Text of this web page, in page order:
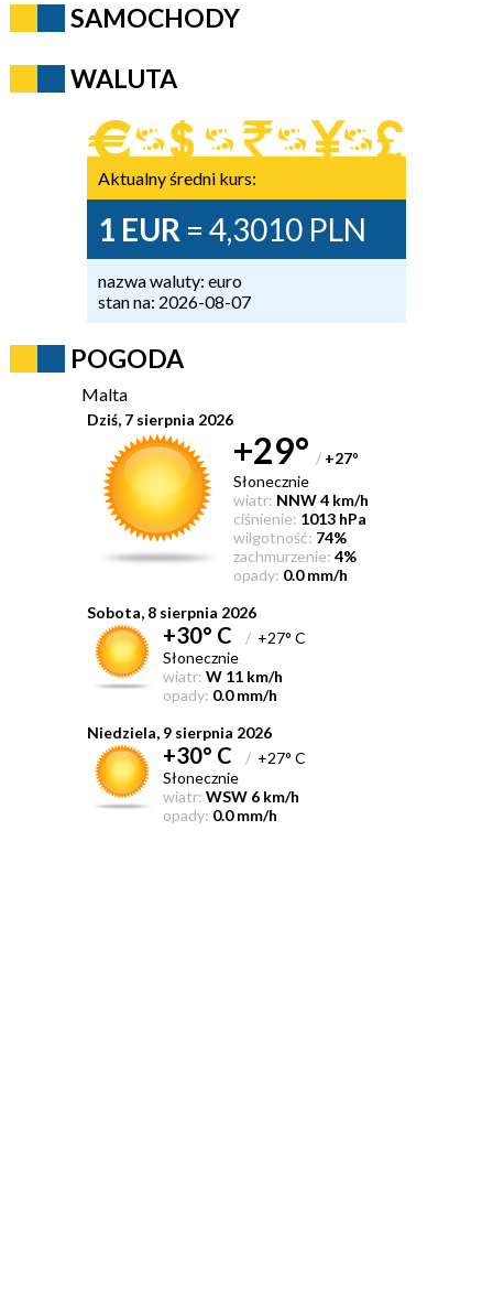
SAMOCHODY
WALUTA
Aktualny średni kurs:
1 EUR = 4,3010 PLN
nazwa waluty: euro
stan na: 2026-08-07
POGODA
Malta
Dziś, 7 sierpnia 2026
+29° / +27°
Słonecznie
wiatr: NNW 4 km/h
ciśnienie: 1013 hPa
wilgotność: 74%
zachmurzenie: 4%
opady: 0.0 mm/h
Sobota, 8 sierpnia 2026
+30° C /+27° C
Słonecznie
wiatr: W 11 km/h
opady: 0.0 mm/h
Niedziela, 9 sierpnia 2026
+30° C /+27° C
Słonecznie
wiatr: WSW 6 km/h
opady: 0.0 mm/h